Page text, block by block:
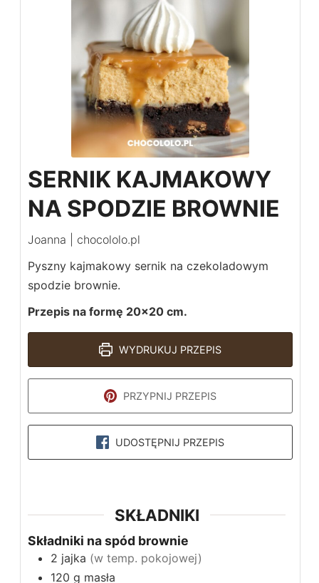
SERNIK KAJMAKOWY
NA SPODZIE BROWNIE
Joanna | chocololo.pl
Pyszny kajmakowy sernik na czekoladowym
spodzie brownie.
Przepis na formę 20x20 cm.
WYDRUKUJ PRZEPIS
PRZYPNIJ PRZEPIS
UDOSTĘPNIJ PRZEPIS
SKŁADNIKI
Składniki na spód brownie
2 jajka (w temp. pokojowej)
120 g masła